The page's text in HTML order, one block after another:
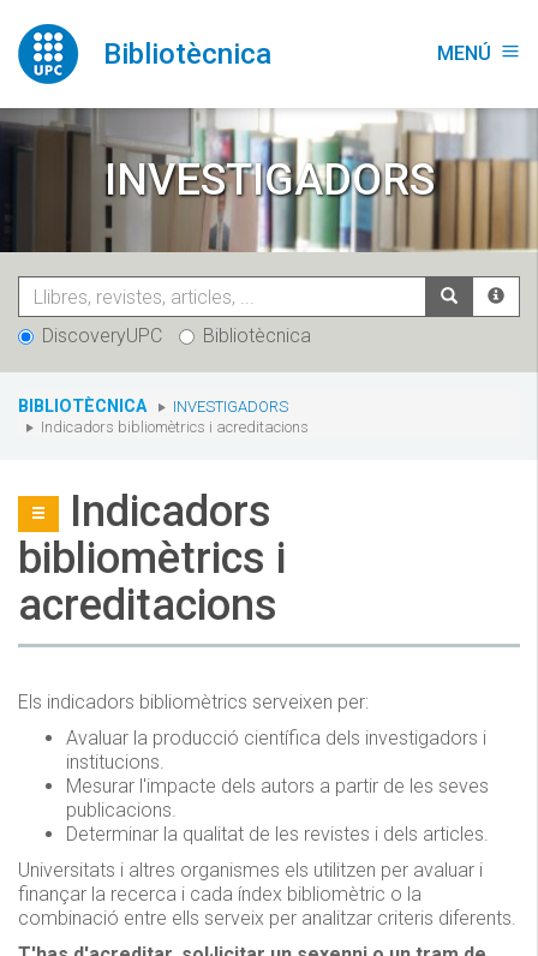
contingut
Bibliotècnica MENÚ menu
INVESTIGADORS
DiscoveryUPC Bibliotècnica
You
are
BIBLIOTÈCNICA
INVESTIGADORS
Indicadors bibliomètrics i acreditacions
Indicadors
bibliomètrics i
acreditacions
Els indicadors bibliomètrics serveixen per:
Avaluar la producció científica dels investigadors i
institucions.
Mesurar l'impacte dels autors a partir de les seves
publicacions.
Determinar la qualitat de les revistes i dels articles.
Universitats i altres organismes els utilitzen per avaluar i
finançar la recerca i cada índex bibliomètric o la
combinació entre ells serveix per analitzar criteris diferents.